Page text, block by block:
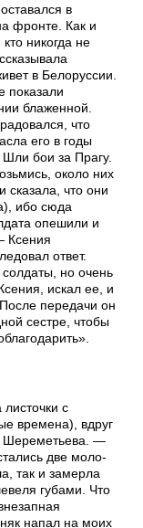
в
фронте. Как и
никогда не
в Белоруссии.
показали
бла­женной.
что
его в годы
бои за Прагу.
около них
ска­зала, что они
ибо сюда
опешили и
Ксения
ответ.
но очень
искал ее, и
передачи он
сестре, чтобы
с
времена), вдруг
Шереметьева. —
две моло­
так и замерла
губами. Что
напал на моих